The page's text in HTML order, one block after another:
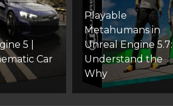
5 |
Car
Playable
Metahumans in
Unreal Engine 5.7:
Understand the
Why